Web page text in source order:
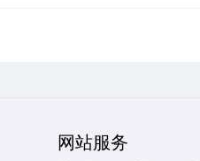
网站服务